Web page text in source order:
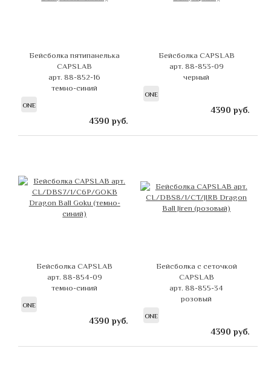
Бейсболка пятипанелька
CAPSLAB
арт. 88-852-16
темно-синий
ONE
4390 руб.
Бейсболка CAPSLAB
арт. 88-853-09
черный
ONE
4390 руб.
Бейсболка CAPSLAB
арт. 88-854-09
темно-синий
ONE
4390 руб.
Бейсболка с сеточкой
CAPSLAB
арт. 88-855-34
розовый
ONE
4390 руб.